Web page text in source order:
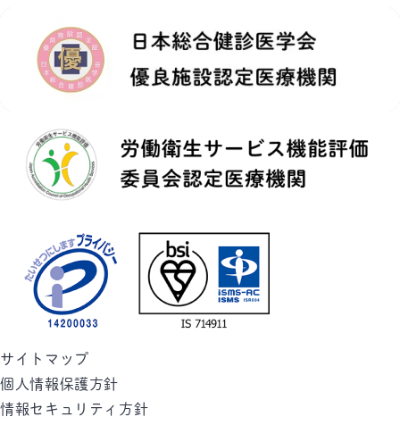
サイトマップ
個人情報保護方針
情報セキュリティ方針